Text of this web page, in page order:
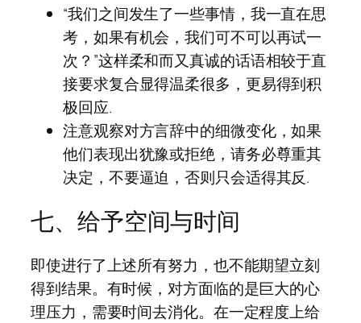
“我们之间发生了一些事情，我一直在思
考，如果有机会，我们可不可以再试一
次？”这样柔和而又真诚的话语相较于直
接要求复合显得温柔很多，更易得到积
极回应.
注意观察对方言辞中的细微变化，如果
他们表现出犹豫或拒绝，请务必尊重其
决定，不要逼迫，否则只会适得其反.
七、给予空间与时间
即使进行了上述所有努力，也不能期望立刻
得到结果。有时候，对方面临的是巨大的心
理压力，需要时间去消化。在一定程度上给